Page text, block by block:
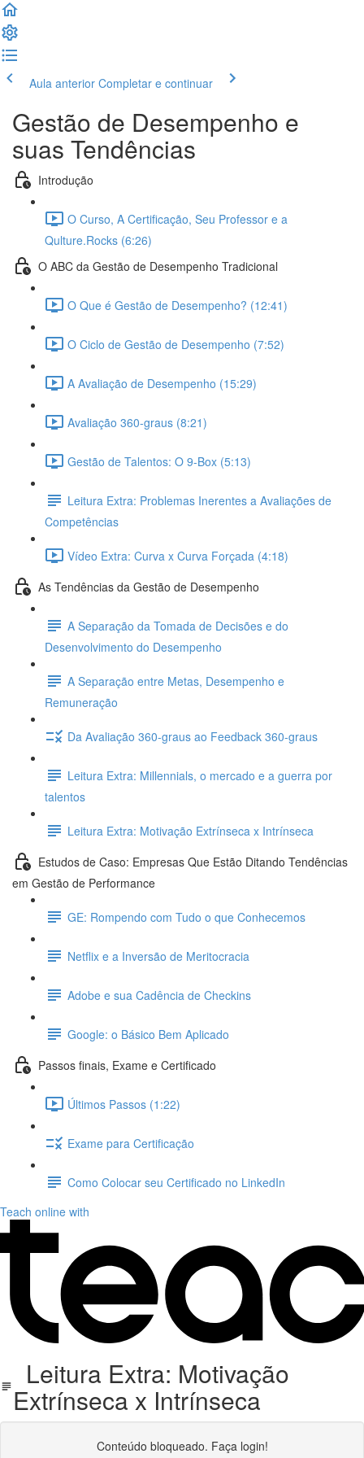
Aula anterior Completar e continuar
Gestão de Desempenho e
suas Tendências
Introdução
O Curso, A Certificação, Seu Professor e a
Qulture.Rocks (6:26)
O ABC da Gestão de Desempenho Tradicional
O Que é Gestão de Desempenho? (12:41)
O Ciclo de Gestão de Desempenho (7:52)
A Avaliação de Desempenho (15:29)
Avaliação 360-graus (8:21)
Gestão de Talentos: O 9-Box (5:13)
Leitura Extra: Problemas Inerentes a Avaliações de
Competências
Vídeo Extra: Curva x Curva Forçada (4:18)
As Tendências da Gestão de Desempenho
A Separação da Tomada de Decisões e do
Desenvolvimento do Desempenho
A Separação entre Metas, Desempenho e
Remuneração
Da Avaliação 360-graus ao Feedback 360-graus
Leitura Extra: Millennials, o mercado e a guerra por
talentos
Leitura Extra: Motivação Extrínseca x Intrínseca
Estudos de Caso: Empresas Que Estão Ditando Tendências
em Gestão de Performance
GE: Rompendo com Tudo o que Conhecemos
Netflix e a Inversão de Meritocracia
Adobe e sua Cadência de Checkins
Google: o Básico Bem Aplicado
Passos finais, Exame e Certificado
Últimos Passos (1:22)
Exame para Certificação
Como Colocar seu Certificado no LinkedIn
Teach online with
Leitura Extra: Motivação
Extrínseca x Intrínseca
Conteúdo bloqueado. Faça login!